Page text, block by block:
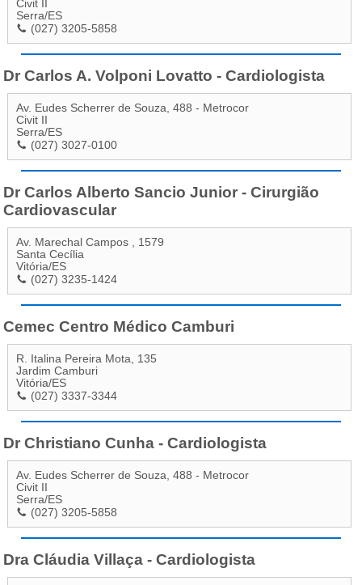
Civit II
Serra/ES
(027) 3205-5858
Dr Carlos A. Volponi Lovatto - Cardiologista
Av. Eudes Scherrer de Souza, 488 - Metrocor
Civit II
Serra/ES
(027) 3027-0100
Dr Carlos Alberto Sancio Junior - Cirurgião
Cardiovascular
Av. Marechal Campos , 1579
Santa Cecília
Vitória/ES
(027) 3235-1424
Cemec Centro Médico Camburi
R. Italina Pereira Mota, 135
Jardim Camburi
Vitória/ES
(027) 3337-3344
Dr Christiano Cunha - Cardiologista
Av. Eudes Scherrer de Souza, 488 - Metrocor
Civit II
Serra/ES
(027) 3205-5858
Dra Cláudia Villaça - Cardiologista